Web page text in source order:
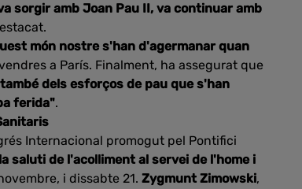
sorgir amb Joan Pau II, va continuar amb
món nostre s'han d'agermanar quan
a París. Finalment, ha assegurat que
dels esforços de pau que s'han
ferida".
Internacional promogut pel Pontifici
saluti de l'acolliment al servei de l'home i
i dissabte 21. Zygmunt Zimowski,